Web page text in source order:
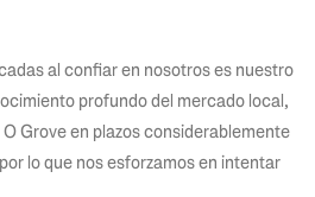
al confiar en nosotros es nuestro
profundo del mercado local,
Grove en plazos considerablemente
lo que nos esforzamos en intentar